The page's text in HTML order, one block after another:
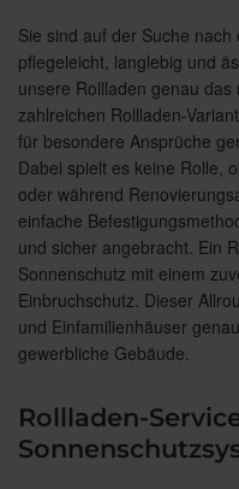
Sie sind auf der Suche
pflegeleicht, langlebig und
unsere Rollladen genau
zahlreichen Rollladen-
für besondere Ansprüche
Dabei spielt es keine Rolle,
oder während
einfache
und sicher angebracht. Ein
Sonnenschutz mit einem
Einbruchschutz. Dieser
und Einfamilienhäuser
gewerbliche Gebäude.
Rollladen-